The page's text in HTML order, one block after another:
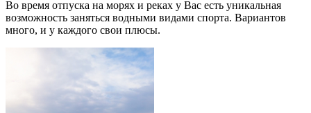
Во время отпуска на морях и реках у Вас есть уникальная
возможность заняться водными видами спорта. Вариантов
много, и у каждого свои плюсы.